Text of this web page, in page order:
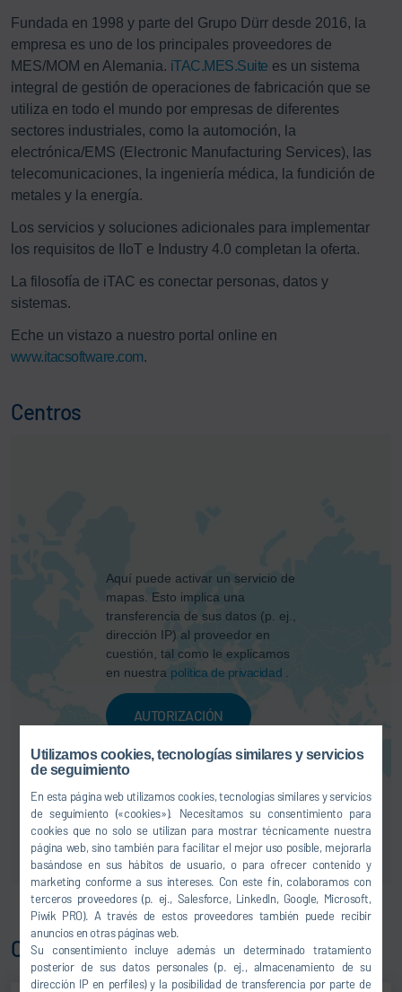
Utilizamos cookies, tecnologías similares y servicios
de seguimiento
En esta página web utilizamos cookies, tecnologías similares y servicios
de seguimiento («cookies»). Necesitamos su consentimiento para
cookies que no solo se utilizan para mostrar técnicamente nuestra
página web, sino también para facilitar el mejor uso posible, mejorarla
basándose en sus hábitos de usuario, o para ofrecer contenido y
marketing conforme a sus intereses. Con este fin, colaboramos con
terceros proveedores (p. ej., Salesforce, LinkedIn, Google, Microsoft,
Piwik PRO). A través de estos proveedores también puede recibir
anuncios en otras páginas web.
Su consentimiento incluye además un determinado tratamiento
posterior de sus datos personales (p. ej., almacenamiento de su
dirección IP en perfiles) y la posibilidad de transferencia por parte de
Fundada en 1998 y parte del Grupo Dürr desde 2016, la
empresa es uno de los principales proveedores de
MES/MOM en Alemania. iTAC.MES.Suite es un sistema
integral de gestión de operaciones de fabricación que se
utiliza en todo el mundo por empresas de diferentes
sectores industriales, como la automoción, la
electrónica/EMS (Electronic Manufacturing Services), las
telecomunicaciones, la ingeniería médica, la fundición de
metales y la energía.
Los servicios y soluciones adicionales para implementar
los requisitos de IIoT e Industry 4.0 completan la oferta.
La filosofía de iTAC es conectar personas, datos y
sistemas.
Eche un vistazo a nuestro portal online en
www.itacsoftware.com.
Centros
Aquí puede activar un servicio de
mapas. Esto implica una
transferencia de sus datos (p. ej.,
dirección IP) al proveedor en
cuestión, tal como le explicamos
en nuestra política de privacidad
AUTORIZACIÓN
Contacto